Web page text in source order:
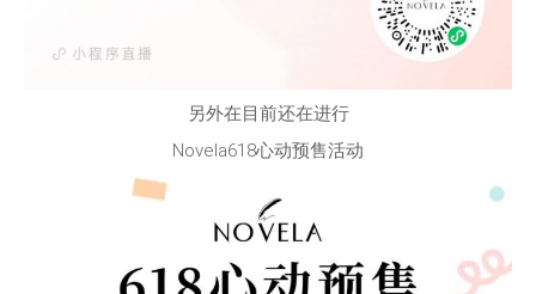
另外在目前还在进行
Novela618心动预售活动